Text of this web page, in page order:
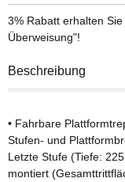
3% Rabatt erhalten
Überweisung"!
Beschreibung
• Fahrbare
Stufen- und
Letzte Stufe (Tiefe:
montiert